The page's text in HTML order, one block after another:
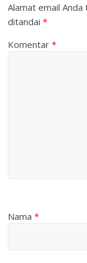
Alamat email Anda
ditandai*
Komentar*
Nama*